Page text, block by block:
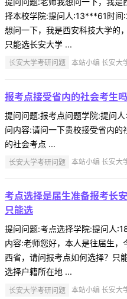
择本校学院:提问人:13***61时
想问一下，我是西安科技大学的
只能选长安大学 ...
长安大学考研问题 本站小编 长安
报考点接受省内的社会考生吗
提问问题:报考点问题学院:提问
问内容:请问一下贵校接受省内
的社会考点 ...
长安大学考研问题 本站小编 长安
考点选择是届生准备报考长
只能选
提问问题:考点选择学院:提问人
内容:老师您好，本人是往届生
西省，请问报考点如何选择？只
选择户籍所在地 ...
长安大学考研问题 本站小编 长安